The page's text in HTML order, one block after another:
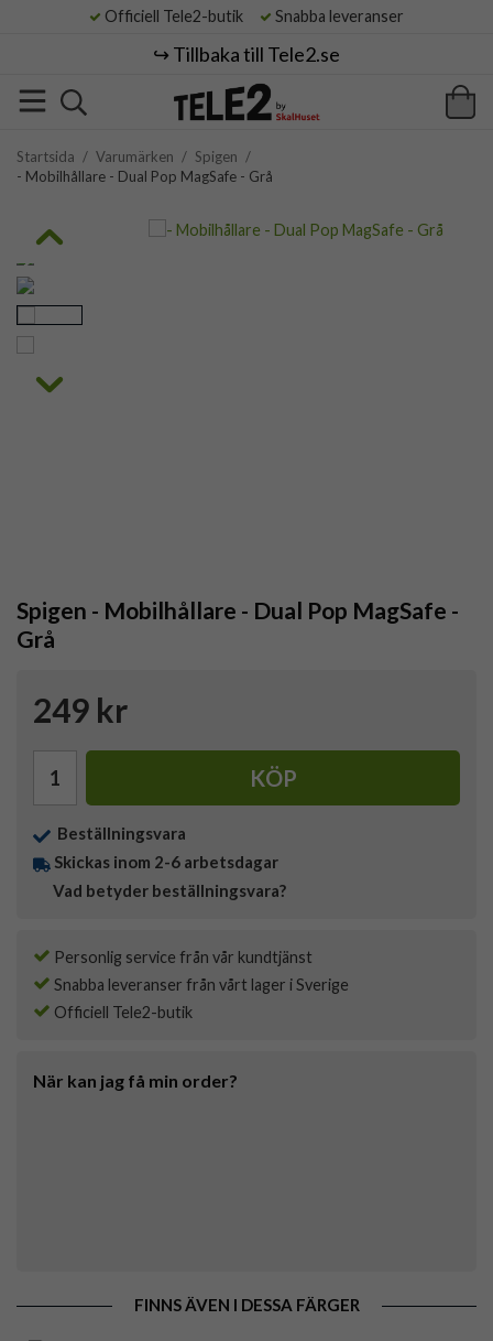
Officiell Tele2-butik Snabba leveranser
↪️ Tillbaka till Tele2.se
Startsida / Varumärken / Spigen /
- Mobilhållare - Dual Pop MagSafe - Grå
Spigen - Mobilhållare - Dual Pop MagSafe -
Grå
249 kr
KÖP
Beställningsvara
Skickas inom 2-6 arbetsdagar
Vad betyder beställningsvara?
Personlig service från vår kundtjänst
Snabba leveranser från vårt lager i Sverige
Officiell Tele2-butik
När kan jag få min order?
FINNS ÄVEN I DESSA FÄRGER